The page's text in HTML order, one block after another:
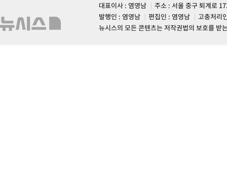
대표이사 : 염영남
주소 : 서울 중구 퇴계로
발행인 : 염영남
편집인 : 염영남
고충처리
뉴시스의 모든 콘텐츠는 저작권법의 보호를